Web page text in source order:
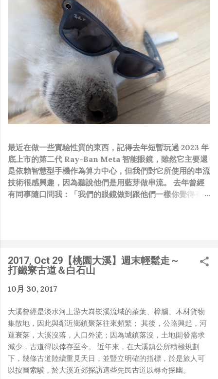
最近在做一些實驗性質的東西，記得去年短暫玩過 2023 年
底上市的第二代 Ray-Ban Meta 智能眼鏡，雖然它主要還
是依賴智慧型手機作為算力中心，但我們對它所使用的串流
技術很感興趣，因為聽說他們是用藍芽做串流。 去年曾經
有同事隨口問我：「我們的眼鏡做到跟他們一樣你覺得有可
人，那我還在這幹嘛？？？（笑）” 也記得更久以前，當我
們還在研究那個眼鏡時，常聽到像是：『 他們不知道用了
什麼黑科技 』，這類沒有建設性、不應該從 RD 嘴裡說出
來的話，而我也是不以為然。坦白講，以前每次只要聽到某
三個字掛在嘴上，當做無知的遮羞布，我就會感到倒胃口！
同樣身為RD，我只覺得 Shame on you！（打嘴炮、作
秀搶風頭、噁心帶風向、搞政治操作、把別人做事的成果搶
去幫自己抬轎、有鍋直接推給下屬扛、散佈同事私生活謠
言，還有職場霸凌，這些你他媽都頂級專業戶，除此之外沒
啥洨用了！） 一件理論上可以做到的事情，外行人的認知
2017, Oct 29【桃園大溪】週末輕鬆走～
打鐵寮古道＆白石山
10月 30, 2017
大溪曾經是淡水河上游大嵙崁溪流域的茶葉、樟腦、木材貨物
集散地，因此與鄰近鄉鎮聚落往來頻繁； 其後，公路興起，河
運衰落，大溪沒落，人口外流；因為城鎮落沒，土地開發需求
減少，古道得以倖存至今。 近年來，在大溪鎮公所積極規劃
下，幾條古道陸續重見天日，並豎立明確的指標，於是旅人可
以按圖索驥，於大溪近郊探訪這些先民古道以尋奇探幽。